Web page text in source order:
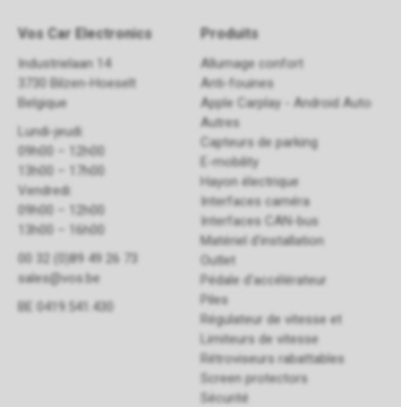
Vos Car Electronics
Industrielaan 14
3730 Bilzen-Hoeselt
Belgique
Lundi-jeudi:
09h00 – 12h00
13h00 – 17h00
Vendredi:
09h00 – 12h00
13h00 – 16h00
00 32 (0)89 49 26 73
sales@vos.be
BE 0419.541.430
Produits
Allumage confort
Anti-fouines
Apple Carplay - Android Auto
Autres
Capteurs de parking
E-mobility
Hayon électrique
Interfaces caméra
Interfaces CAN-bus
Matériel d'installation
Outlet
Pédale d'accélérateur
Piles
Régulateur de vitesse et
Limiteurs de vitesse
Rétroviseurs rabattables
Screen protectors
Sécurité